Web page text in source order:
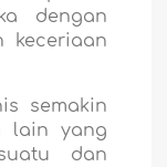
dengan
keceriaan
semakin
lain yang
dan